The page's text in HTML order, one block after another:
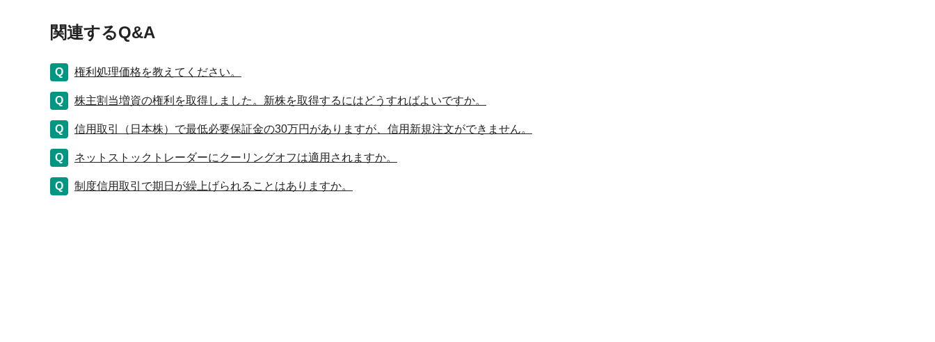
関連するQ&A
権利処理価格を教えてください。
株主割当増資の権利を取得しました。新株を取得するにはどうすればよいですか。
信用取引（日本株）で最低必要保証金の30万円がありますが、信用新規注文ができません。
ネットストックトレーダーにクーリングオフは適用されますか。
制度信用取引で期日が繰上げられることはありますか。